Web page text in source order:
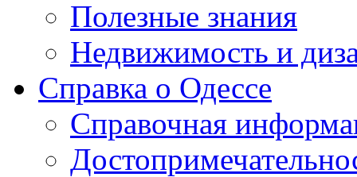
Полезные знания
Недвижимость и
Справка о Одессе
Справочная